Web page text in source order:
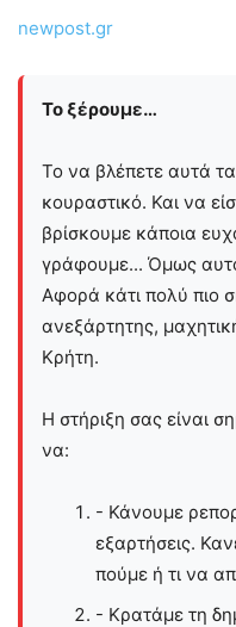
newpost.gr
Το ξέρουμε…
Το να βλέπετε αυτά
κουραστικό. Και να
βρίσκουμε κάποια
γράφουμε... Όμως
Αφορά κάτι πολύ πιο
ανεξάρτητης,
Kρήτη.
Η στήριξη σας είναι
να:
- Κάνουμε
εξαρτήσεις.
πούμε ή τι να
- Κρατάμε τη